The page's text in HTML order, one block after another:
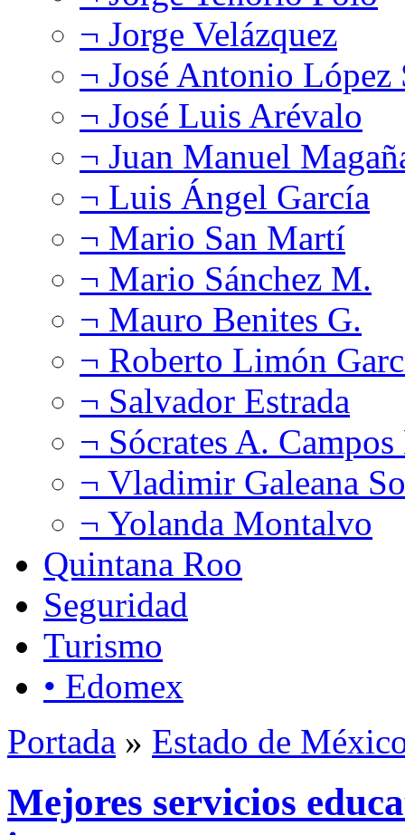
¬ Jorge Velázquez
¬ José Antonio López
¬ José Luis Arévalo
¬ Juan Manuel
¬ Luis Ángel García
¬ Mario San Martí
¬ Mario Sánchez M.
¬ Mauro Benites G.
¬ Roberto Limón
¬ Salvador Estrada
¬ Sócrates A.
¬ Vladimir Galeana
¬ Yolanda Montalvo
Quintana Roo
Seguridad
Turismo
• Edomex
Portada » Estado de
Mejores servicios